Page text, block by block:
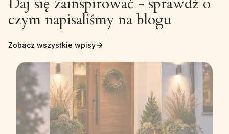
czym napisaliśmy na blogu
Zobacz wszystkie wpisy